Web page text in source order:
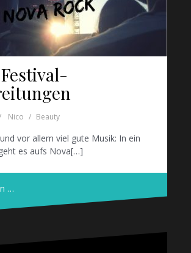
Nico Beauty
vor allem viel gute Musik: In ein
es aufs Nova[…]
…